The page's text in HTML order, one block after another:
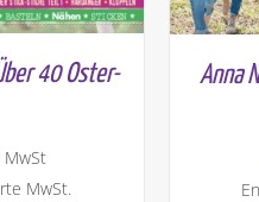
40 Oster-
MwSt
MwSt.
Anna